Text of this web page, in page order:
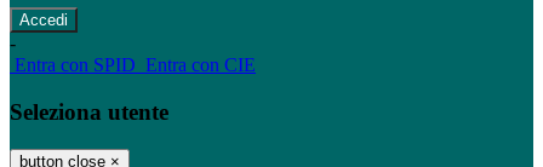
-
Entra con SPID Entra con CIE
Seleziona utente
button close ×